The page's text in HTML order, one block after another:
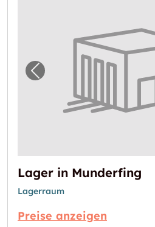
Vorheriges Bild für
Lager in Munderfing
Lagerraum
Preise anzeigen